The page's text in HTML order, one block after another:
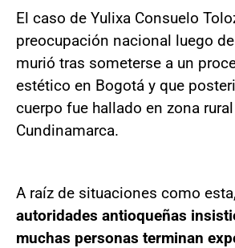
El caso de Yulixa Consuelo
preocupación nacional luego
murió tras someterse a un
estético en Bogotá y que
cuerpo fue hallado en zona
Cundinamarca.
A raíz de situaciones como esta,
autoridades antioqueñas
muchas personas terminan